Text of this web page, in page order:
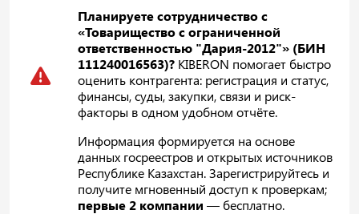
Планируете сотрудничество с
«Товарищество с ограниченной
ответственностью "Дария-2012"» (БИН
111240016563)? KIBERON помогает быстро
оценить контрагента: регистрация и статус,
финансы, суды, закупки, связи и риск-
факторы в одном удобном отчёте.
Информация формируется на основе
данных госреестров и открытых источников
Республике Казахстан. Зарегистрируйтесь и
получите мгновенный доступ к проверкам;
первые 2 компании — бесплатно.